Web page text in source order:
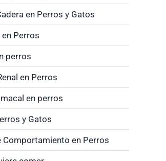
en Perros y Gatos
Perros
perros
en Perros
en perros
y Gatos
Comportamiento en Perros